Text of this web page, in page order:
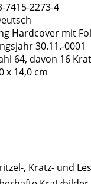
7415-2273-4
Hardcover mit
30.11.-0001
64, davon 16
x 14,0 cm
, Kratz- und